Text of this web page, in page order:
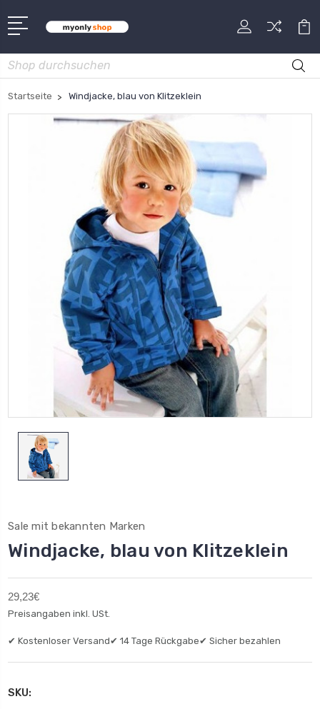
Suche
Startseite Windjacke, blau von Klitzeklein
Sale mit bekannten Marken
Windjacke, blau von Klitzeklein
29,23€
Preisangaben inkl. USt.
✔ Kostenloser Versand✔ 14 Tage Rückgabe✔ Sicher bezahlen
SKU: